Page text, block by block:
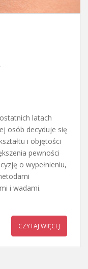
latach
osób decyduje się
i objętości
pewności
o wypełnieniu,
i wadami.
CZYTAJ WIĘCEJ